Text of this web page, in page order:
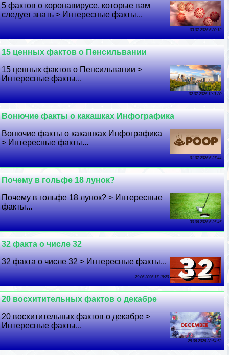
5 фактов о коронавирусе, которые вам
следует знать > Интересные факты...
03 07 2026 6:30:12
15 ценных фактов о Пенсильвании
15 ценных фактов о Пенсильвании >
Интересные факты...
02 07 2026 11:11:30
Вонючие факты о какашках Инфографика
Вонючие факты о какашках Инфографика
> Интересные факты...
01 07 2026 6:27:44
Почему в гольфе 18 лунок?
Почему в гольфе 18 лунок? > Интересные
факты...
30 06 2026 6:25:45
32 факта о числе 32
32 факта о числе 32 > Интересные факты...
29 06 2026 17:19:20
20 восхитительных фактов о декабре
20 восхитительных фактов о декабре >
Интересные факты...
28 06 2026 23:54:52